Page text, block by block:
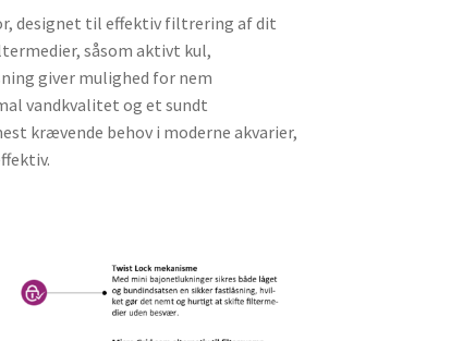
designet til effektiv filtrering af dit
såsom aktivt kul,
giver mulighed for nem
vandkvalitet og et sundt
krævende behov i moderne akvarier,